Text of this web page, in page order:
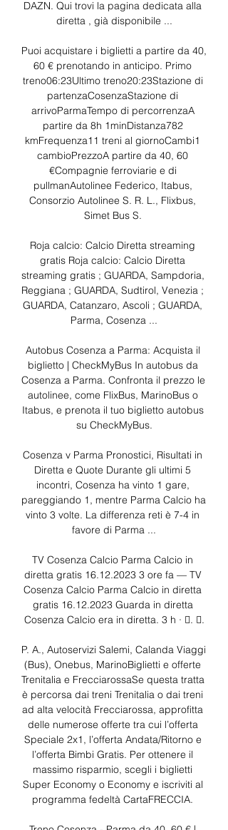
DAZN. Qui trovi la pagina dedicata alla
diretta , già disponibile ...
Puoi acquistare i biglietti a partire da 40,
60 € prenotando in anticipo. Primo
treno06:23Ultimo treno20:23Stazione di
partenzaCosenzaStazione di
arrivoParmaTempo di percorrenzaA
partire da 8h 1minDistanza782
kmFrequenza11 treni al giornoCambi1
cambioPrezzoA partire da 40, 60
€Compagnie ferroviarie e di
pullmanAutolinee Federico, Itabus,
Consorzio Autolinee S. R. L., Flixbus,
Simet Bus S.
Roja calcio: Calcio Diretta streaming
gratis Roja calcio: Calcio Diretta
streaming gratis ; GUARDA, Sampdoria,
Reggiana ; GUARDA, Sudtirol, Venezia ;
GUARDA, Catanzaro, Ascoli ; GUARDA,
Parma, Cosenza ...
Autobus Cosenza a Parma: Acquista il
biglietto | CheckMyBus In autobus da
Cosenza a Parma. Confronta il prezzo le
autolinee, come FlixBus, MarinoBus o
Itabus, e prenota il tuo biglietto autobus
su CheckMyBus.
Cosenza v Parma Pronostici, Risultati in
Diretta e Quote Durante gli ultimi 5
incontri, Cosenza ha vinto 1 gare,
pareggiando 1, mentre Parma Calcio ha
vinto 3 volte. La differenza reti è 7-4 in
favore di Parma ...
TV Cosenza Calcio Parma Calcio in
diretta gratis 16.12.2023 3 ore fa — TV
Cosenza Calcio Parma Calcio in diretta
gratis 16.12.2023 Guarda in diretta
Cosenza Calcio era in diretta. 3 h · 󰟠. 󰟝.
P. A., Autoservizi Salemi, Calanda Viaggi
(Bus), Onebus, MarinoBiglietti e offerte
Trenitalia e FrecciarossaSe questa tratta
è percorsa dai treni Trenitalia o dai treni
ad alta velocità Frecciarossa, approfitta
delle numerose offerte tra cui l’offerta
Speciale 2x1, l’offerta Andata/Ritorno e
l’offerta Bimbi Gratis. Per ottenere il
massimo risparmio, scegli i biglietti
Super Economy o Economy e iscriviti al
programma fedeltà CartaFRECCIA.